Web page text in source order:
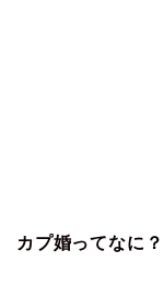
カプ婚ってなに？